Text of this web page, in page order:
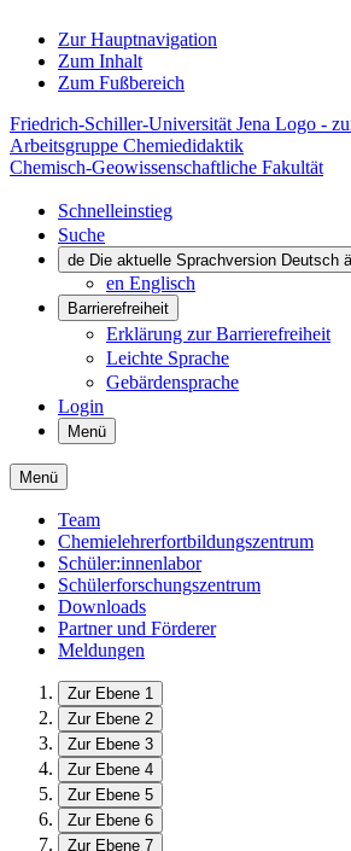
Zur Hauptnavigation
Zum Inhalt
Zum Fußbereich
Friedrich-Schiller-Universität Jena Logo -
Arbeitsgruppe Chemiedidaktik
Chemisch-Geowissenschaftliche Fakultät
Schnelleinstieg
Suche
de Die aktuelle Sprachversion Deutsch
en Englisch
Barrierefreiheit
Erklärung zur Barrierefreiheit
Leichte Sprache
Gebärdensprache
Login
Menü
Menü
Team
Chemielehrerfortbildungszentrum
Schüler:innenlabor
Schülerforschungszentrum
Downloads
Partner und Förderer
Meldungen
Zur Ebene 1
Zur Ebene 2
Zur Ebene 3
Zur Ebene 4
Zur Ebene 5
Zur Ebene 6
Zur Ebene 7